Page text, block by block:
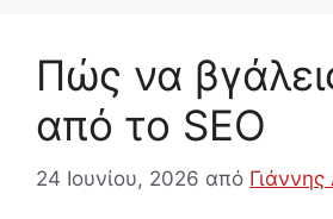
Πώς να
από το SEO
24 Ιουνίου, 2026 από